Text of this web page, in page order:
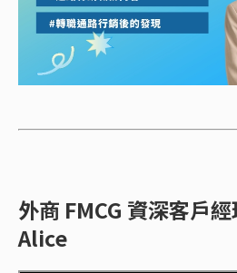
外商 FMCG 資深客戶
Alice